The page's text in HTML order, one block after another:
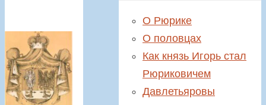
О Рюрике
О половцах
Как князь Игорь стал
Рюриковичем
Давлетьяровы